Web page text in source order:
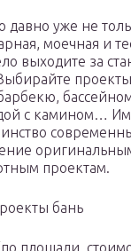
давно уже не
моечная и
выходите за
с камином…
проектам.
бань
площади,